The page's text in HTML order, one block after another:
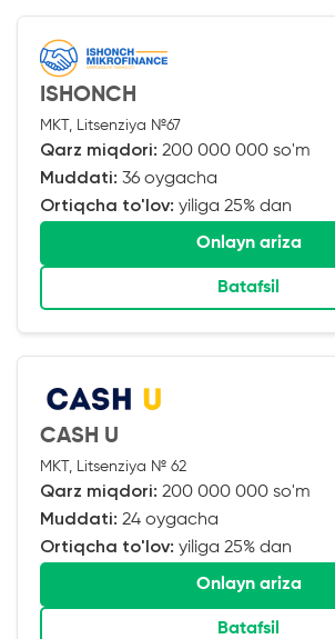
ISHONCH
MKT, Litsenziya №67
Qarz miqdori: 200 000 000 so'm
Muddati: 36 oygacha
Ortiqcha to'lov: yiliga 25% dan
Onlayn ariza
Batafsil
CASH U
MKT, Litsenziya № 62
Qarz miqdori: 200 000 000 so'm
Muddati: 24 oygacha
Ortiqcha to'lov: yiliga 25% dan
Onlayn ariza
Batafsil